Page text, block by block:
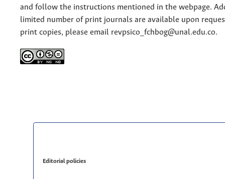
and follow the instructions mentioned in the webpage.
limited number of print journals are available upon
print copies, please email revpsico_fchbog@unal.edu.co.
Editorial policies